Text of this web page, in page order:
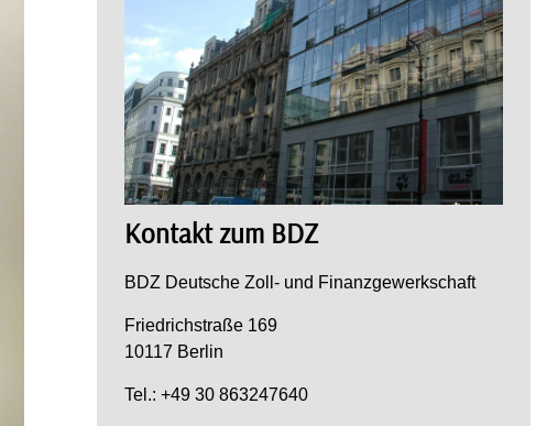
Kontakt zum BDZ
BDZ Deutsche Zoll- und Finanzgewerkschaft
Friedrichstraße 169
10117 Berlin
Tel.: +49 30 863247640